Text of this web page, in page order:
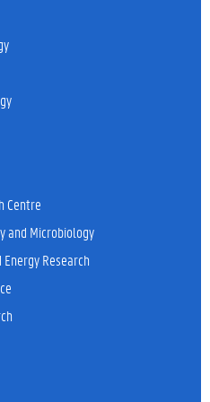
Centre
and Microbiology
Research